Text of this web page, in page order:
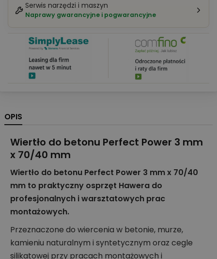
Serwis narzędzi i maszyn
Naprawy gwarancyjne i pogwarancyjne
OPIS
Wiertło do betonu Perfect Power 3 mm
x 70/40 mm
Wiertło do betonu Perfect Power 3 mm x 70/40
mm to praktyczny osprzęt Hawera do
profesjonalnych i warsztatowych prac
montażowych.
Przeznaczone do wiercenia w betonie, murze,
kamieniu naturalnym i syntetycznym oraz cegle
silikatowej przy pracach montażowych i